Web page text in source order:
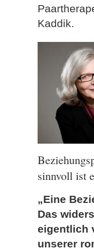
Kaddik.
sinnvoll ist
„Eine
Das
eigentlich
unserer